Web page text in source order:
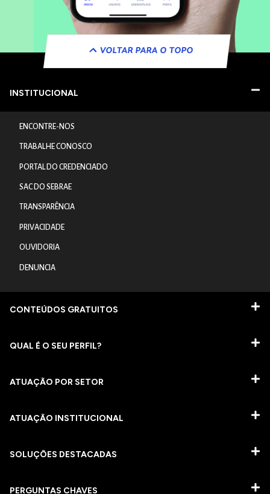
VOLTAR PARA O TOPO
INSTITUCIONAL
ENCONTRE-NOS
TRABALHE CONOSCO
PORTAL DO CREDENCIADO
SAC DO SEBRAE
TRANSPARÊNCIA
PRIVACIDADE
OUVIDORIA
DENUNCIA
CONTEÚDOS GRATUITOS
QUAL É O SEU PERFIL?
ATUAÇÃO POR SETOR
ATUAÇÃO INSTITUCIONAL
SOLUÇÕES DESTACADAS
PERGUNTAS CHAVES​